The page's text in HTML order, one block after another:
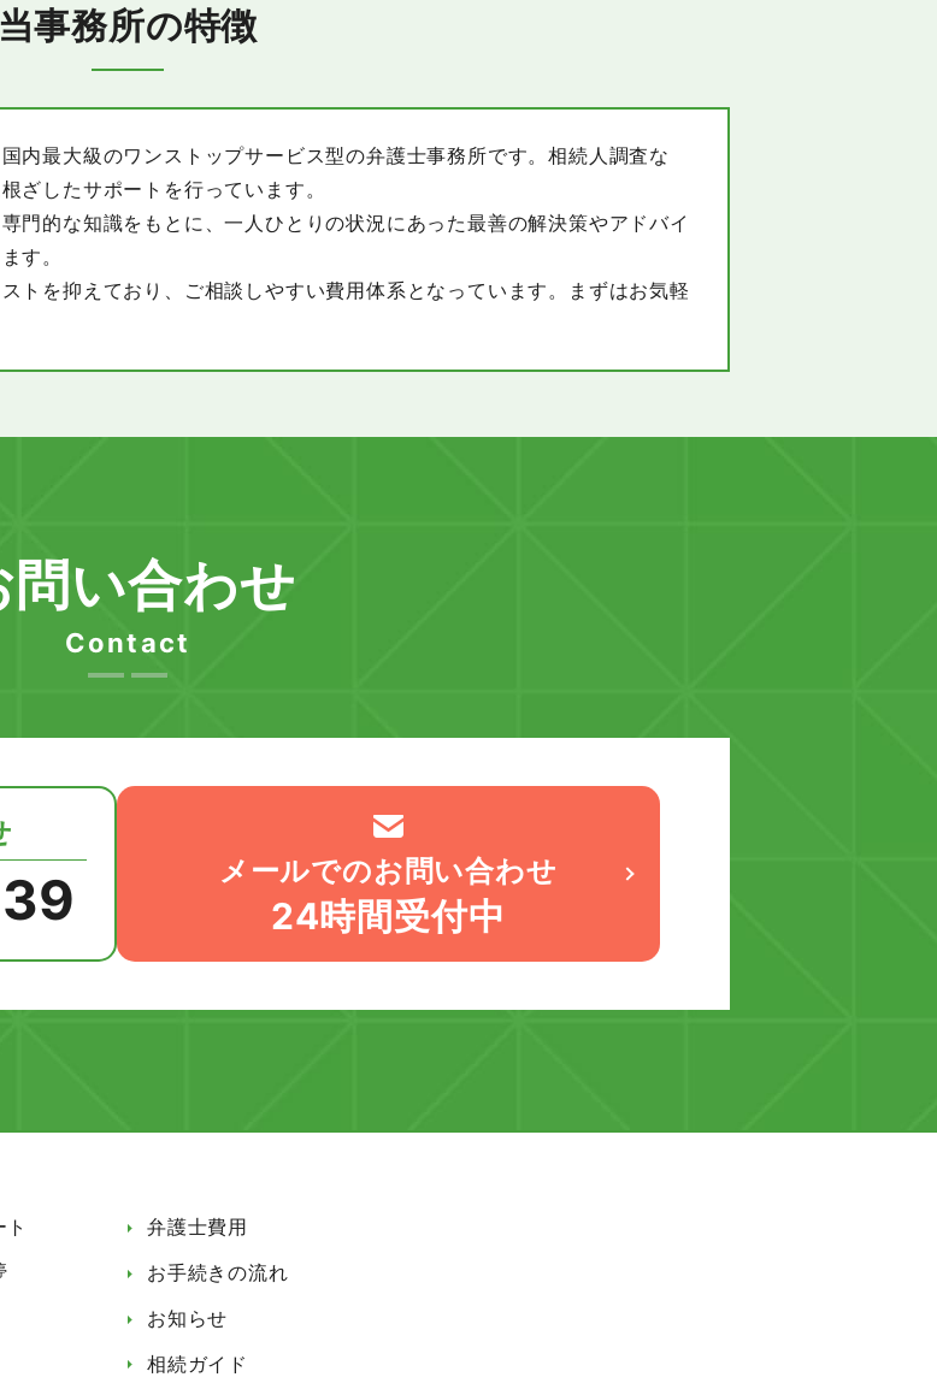
当事務所の特徴
内最大級のワンストップサービス型の弁護士事務所です。相続人調査な
ざしたサポートを行っています。
門的な知識をもとに、一人ひとりの状況にあった最善の解決策やアドバイ
す。
トを抑えており、ご相談しやすい費用体系となっています。まずはお気軽
問い合わせ
Contact
メールでのお問い合わせ
24時間受付中
弁護士費用
お手続きの流れ
お知らせ
相続ガイド